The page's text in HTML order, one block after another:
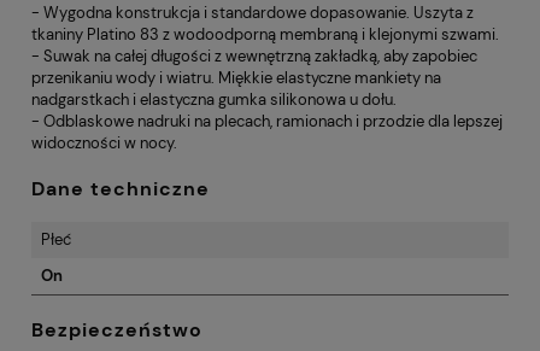
- Wygodna konstrukcja i standardowe dopasowanie. Uszyta z
tkaniny Platino 83 z wodoodporną membraną i klejonymi szwami.
- Suwak na całej długości z wewnętrzną zakładką, aby zapobiec
przenikaniu wody i wiatru. Miękkie elastyczne mankiety na
nadgarstkach i elastyczna gumka silikonowa u dołu.
- Odblaskowe nadruki na plecach, ramionach i przodzie dla lepszej
widoczności w nocy.
Dane techniczne
Płeć
On
Bezpieczeństwo